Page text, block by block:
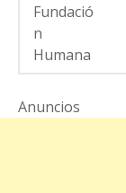
Fundació
n
Humana
Anuncios